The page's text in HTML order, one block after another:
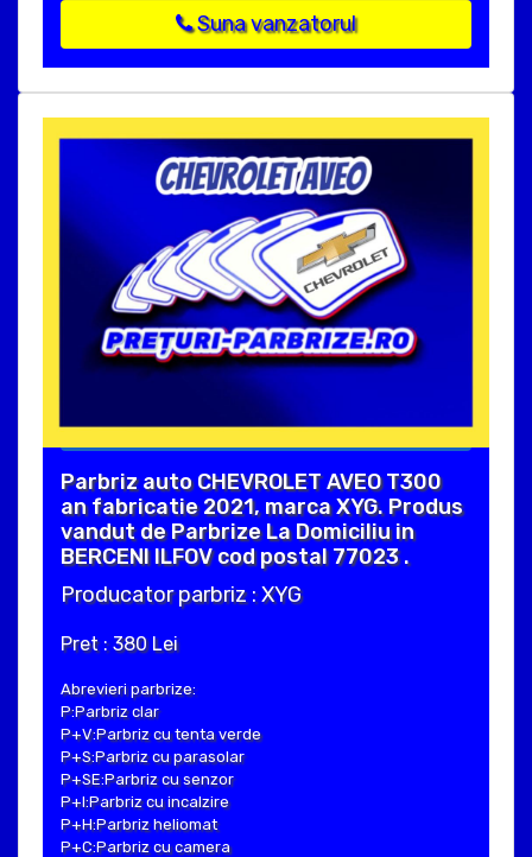
Suna vanzatorul
Parbriz auto CHEVROLET AVEO T300
an fabricatie 2021, marca XYG. Produs
vandut de Parbrize La Domiciliu in
BERCENI ILFOV cod postal 77023 .
Producator parbriz : XYG
Pret : 380 Lei
Abrevieri parbrize:
P:Parbriz clar
P+V:Parbriz cu tenta verde
P+S:Parbriz cu parasolar
P+SE:Parbriz cu senzor
P+I:Parbriz cu incalzire
P+H:Parbriz heliomat
P+C:Parbriz cu camera